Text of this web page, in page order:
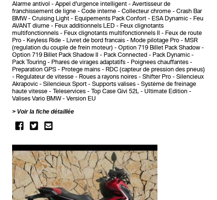
Alarme antivol Appel d'urgence intelligent
Avertisseur de
franchissement de ligne
Code interne Collecteur chrome
Crash Bar
BMW
Cruising Light Equipements Pack Confort ESA Dynamic
Feu
AVANT diurne
Feux additionnels LED
Feux clignotants
multifonctionnels
Feux clignotants multifonctionnels II
Feux de route
Pro
Keyless Ride Livret de bord francais Mode pilotage Pro
MSR
(regulation du couple de frein moteur)
Option 719 Billet Pack Shadow
Option 719 Billet Pack Shadow II
Pack Connected
Pack Dynamic
Pack Touring
Phares de virages adaptatifs
Poignees chauffantes
Preparation GPS
Protege mains
RDC (capteur de pression des pneus)
Regulateur de vitesse
Roues a rayons noires Shifter Pro
Silencieux
Akrapovic
Silencieux Sport Supports valises
Système de freinage
haute vitesse
Teleservices Top Case Givi 52L
Ultimate Edition
Valises Vario BMW
Version EU
Voir la fiche détaillée